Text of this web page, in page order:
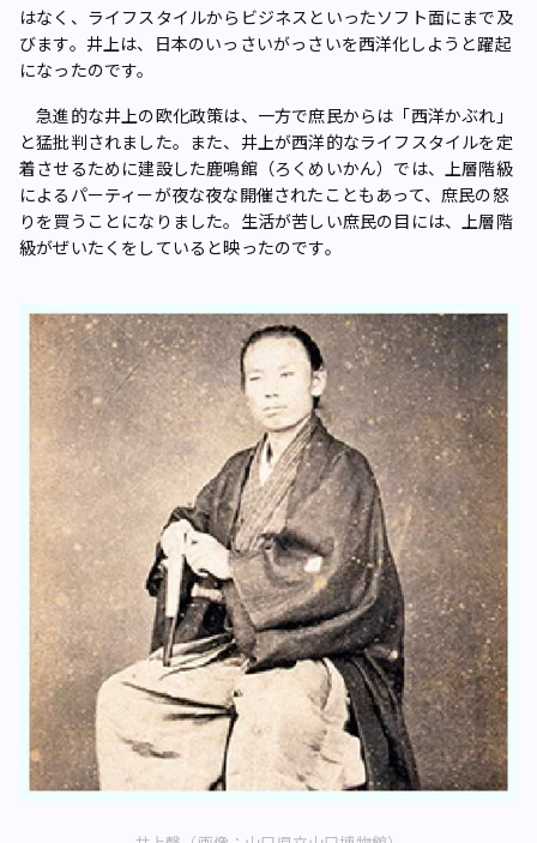
はなく、ライフスタイルからビジネスといったソフト面にまで及
びます。井上は、日本のいっさいがっさいを西洋化しようと躍起
になったのです。
急進的な井上の欧化政策は、一方で庶民からは「西洋かぶれ」
と猛批判されました。また、井上が西洋的なライフスタイルを定
着させるために建設した鹿鳴館（ろくめいかん）では、上層階級
によるパーティーが夜な夜な開催されたこともあって、庶民の怒
りを買うことになりました。生活が苦しい庶民の目には、上層階
級がぜいたくをしていると映ったのです。